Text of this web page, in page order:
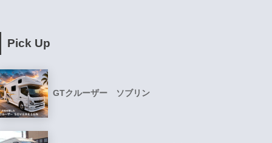
Pick Up
GTクルーザー ソブリン